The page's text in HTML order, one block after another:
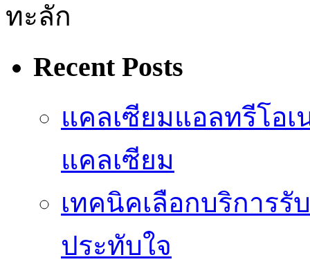
ทะลัก
Recent Posts
แคลเซียมแอลทรีโอ
แคลเซียม
เทคนิคเลือกบริการรั
ประทับใจ